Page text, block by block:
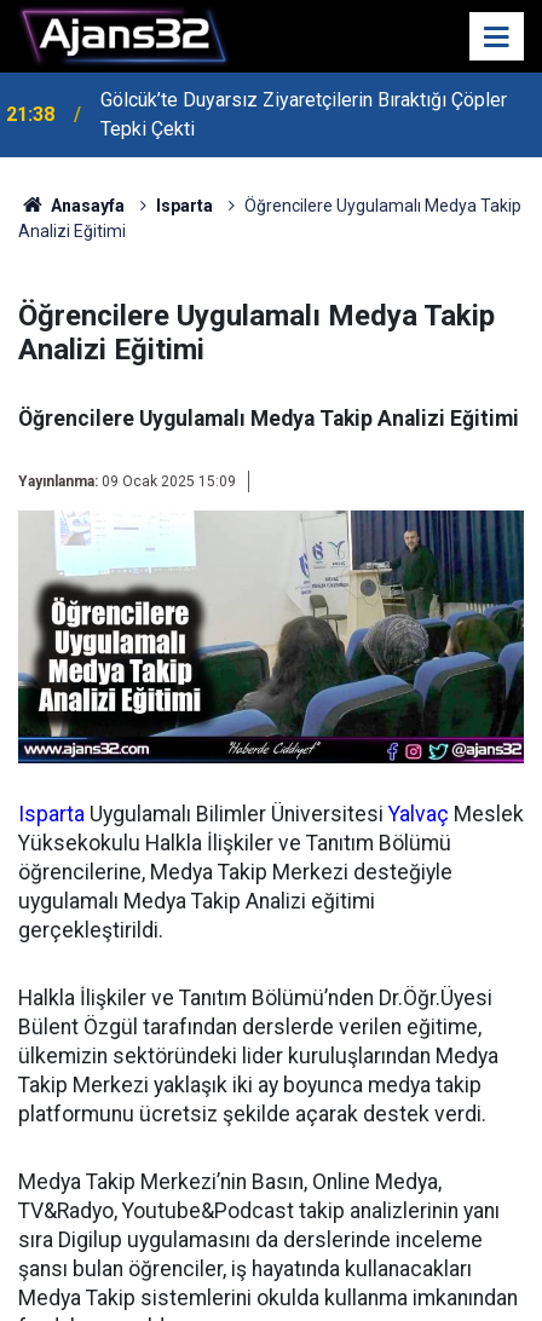
21:38
Gölcük’te Duyarsız Ziyaretçilerin Bıraktığı Çöpler
Tepki Çekti
Anasayfa Isparta
Öğrencilere Uygulamalı Medya Takip
Analizi Eğitimi
Öğrencilere Uygulamalı Medya Takip
Analizi Eğitimi
Öğrencilere Uygulamalı Medya Takip Analizi Eğitimi
Yayınlanma: 09 Ocak 2025 15:09
Isparta Uygulamalı Bilimler ÜniversitesiYalvaç Meslek
Yüksekokulu Halkla İlişkiler ve Tanıtım Bölümü
öğrencilerine, Medya Takip Merkezi desteğiyle
uygulamalı Medya Takip Analizi eğitimi
gerçekleştirildi.
Halkla İlişkiler ve Tanıtım Bölümü’nden Dr.Öğr.Üyesi
Bülent Özgül tarafından derslerde verilen eğitime,
ülkemizin sektöründeki lider kuruluşlarından Medya
Takip Merkezi yaklaşık iki ay boyunca medya takip
platformunu ücretsiz şekilde açarak destek verdi.
Medya Takip Merkezi’nin Basın, Online Medya,
TV&Radyo, Youtube&Podcast takip analizlerinin yanı
sıra Digilup uygulamasını da derslerinde inceleme
şansı bulan öğrenciler, iş hayatında kullanacakları
Medya Takip sistemlerini okulda kullanma imkanından